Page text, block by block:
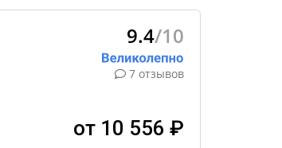
9.4/10
7 отзывов
от 10 556 ₽